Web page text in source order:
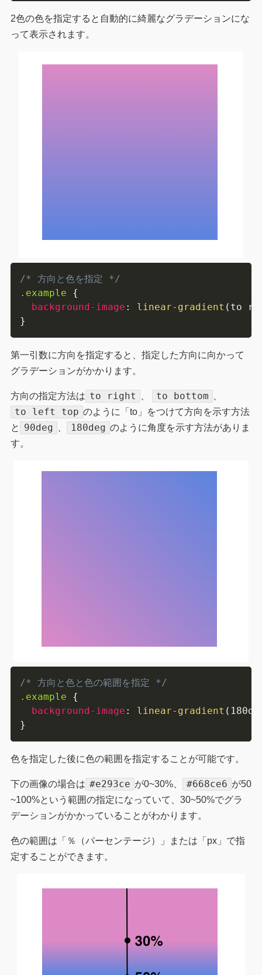
2色の色を指定すると自動的に綺麗なグラデーションにな
って表示されます。
/* 方向と色を指定 */
.example
{
background-image : linear-gradient ( to
}
第一引数に方向を指定すると、指定した方向に向かって
グラデーションがかかります。
方向の指定方法は to right to bottom
to left top のように「to」をつけて方向を示す方法
と
90deg 180deg のように角度を示す方法がありま
す。
/* 方向と色と色の範囲を指定 */
.example
{
background-image : linear-gradient (
}
色を指定した後に色の範囲を指定することが可能です。
下の画像の場合は #e293ce が0~30%、 #668ce6 が50
~100%という範囲の指定になっていて、30~50%でグラ
デーションがかかっていることがわかります。
色の範囲は「％（パーセンテージ）」または「px」で指
定することができます。